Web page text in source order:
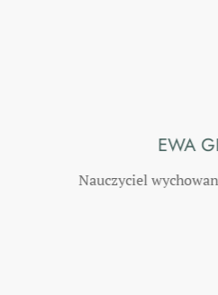
EWA
Nauczyciel